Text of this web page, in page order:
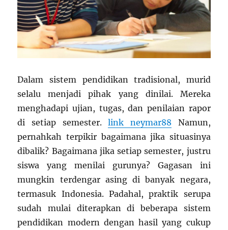
Dalam sistem pendidikan tradisional, murid
selalu menjadi pihak yang dinilai. Mereka
menghadapi ujian, tugas, dan penilaian rapor
di setiap semester.link neymar88 Namun,
pernahkah terpikir bagaimana jika situasinya
dibalik? Bagaimana jika setiap semester, justru
siswa yang menilai gurunya? Gagasan ini
mungkin terdengar asing di banyak negara,
termasuk Indonesia. Padahal, praktik serupa
sudah mulai diterapkan di beberapa sistem
pendidikan modern dengan hasil yang cukup